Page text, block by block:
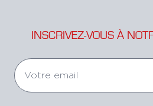
INSCRIVEZ-VOUS À